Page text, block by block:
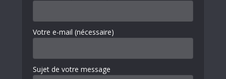
Votre e-mail (nécessaire)
Sujet de votre message